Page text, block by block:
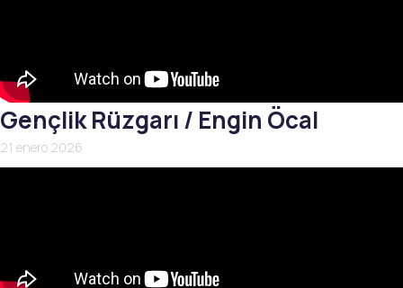
Gençlik Rüzgarı / Engin Öcal
21 enero 2026